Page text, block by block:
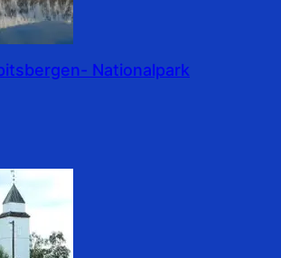
Nationalpark